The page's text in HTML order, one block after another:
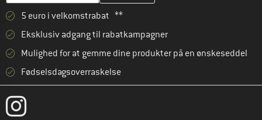
5 euro i velkomstrabat **
Eksklusiv adgang til rabatkampagner
Mulighed for at gemme dine produkter på en ønskeseddel
Fødselsdagsoverraskelse